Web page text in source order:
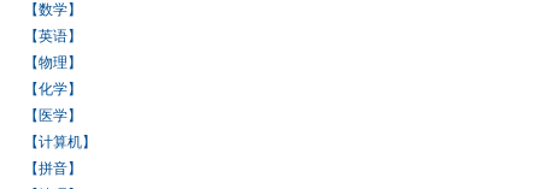
【数学】
【英语】
【物理】
【化学】
【医学】
【计算机】
【拼音】